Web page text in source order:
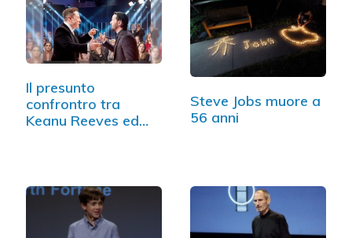
Il presunto
confrontro tra
Keanu Reeves ed
Steve Jobs muore a
56 anni